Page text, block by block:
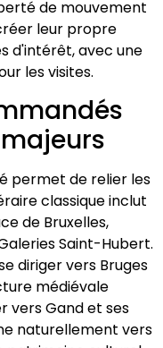
de mouvement
leur propre
d'intérêt, avec une
les visites.
permet de relier les
classique inclut
de Bruxelles,
Saint-Hubert.
diriger vers Bruges
médiévale
vers Gand et ses
naturellement vers